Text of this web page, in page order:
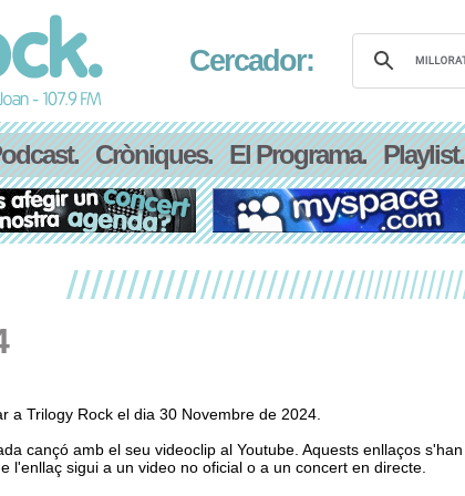
Cercador:
Cròniques. El Programa. Playlist.
a Trilogy Rock el dia 30 Novembre de 2024.
cançó amb el seu videoclip al Youtube. Aquests enllaços s'han
l'enllaç sigui a un video no oficial o a un concert en directe.